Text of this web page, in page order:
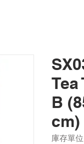
Tea
B
cm)
庫存單位